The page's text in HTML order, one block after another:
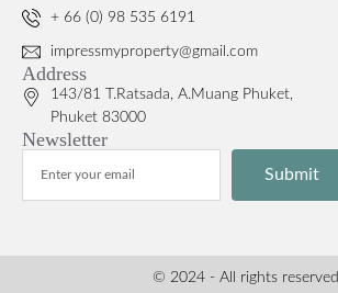
+ 66 (0) 98 535 6191
impressmyproperty@gmail.com
Address
143/81 T.Ratsada, A.Muang Phuket,
Phuket 83000
Newsletter
Submit
© 2024 - All rights reserved